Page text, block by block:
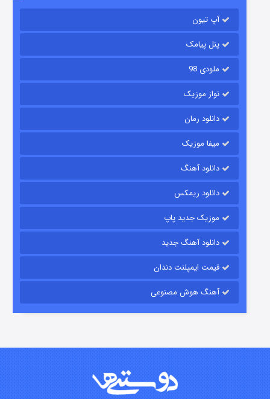
باب اسفنجی فصل ۱۷
قسمت۶ (زیرنویس) منتشر شد
قسمت۱۵ (دوبله) منتشر شد
آپ تیون
پنل پیامک
ملودی 98
نواز موزیک
دانلود رمان
میفا موزیک
دانلود آهنگ
دانلود ریمکس
موزیک جدید پاپ
دانلود آهنگ جدید
قیمت ایمپلنت دندان
آهنگ هوش مصنوعی